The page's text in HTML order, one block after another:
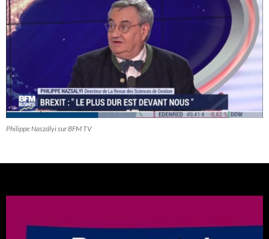
Philippe Naszályi sur BFM TV